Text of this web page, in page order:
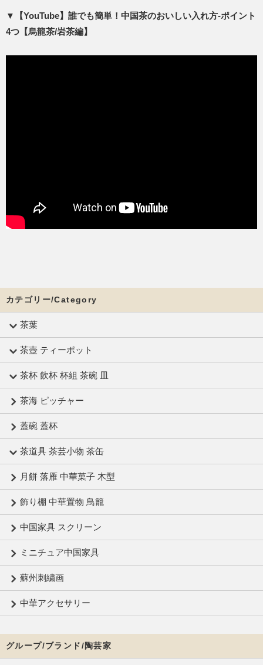
▼【YouTube】誰でも簡単！中国茶のおいしい入れ方-ポイント
4つ【烏龍茶/岩茶編】
カテゴリー/Category
茶葉
茶壺 ティーポット
茶杯 飲杯 杯組 茶碗 皿
茶海 ピッチャー
蓋碗 蓋杯
茶道具 茶芸小物 茶缶
月餅 落雁 中華菓子 木型
飾り棚 中華置物 鳥籠
中国家具 スクリーン
ミニチュア中国家具
蘇州刺繍画
中華アクセサリー
グループ/ブランド/陶芸家